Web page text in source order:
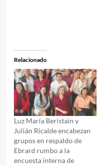
Relacionado
Luz María Beristain y
Julián Ricalde encabezan
grupos en respaldo de
Ebrard rumbo a la
encuesta interna de